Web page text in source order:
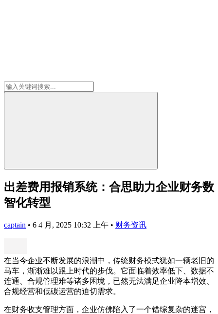
出差费用报销系统：合思助力企业财务数
智化转型
captain • 6 4 月, 2025 10:32 上午 • 财务资讯
在当今企业不断发展的浪潮中，传统财务模式犹如一辆老旧的
马车，渐渐难以跟上时代的步伐。它面临着效率低下、数据不
连通、合规管理难等诸多困境，已然无法满足企业降本增效、
合规经营和低碳运营的迫切需求。
在财务收支管理方面，企业仿佛陷入了一个错综复杂的迷宫，